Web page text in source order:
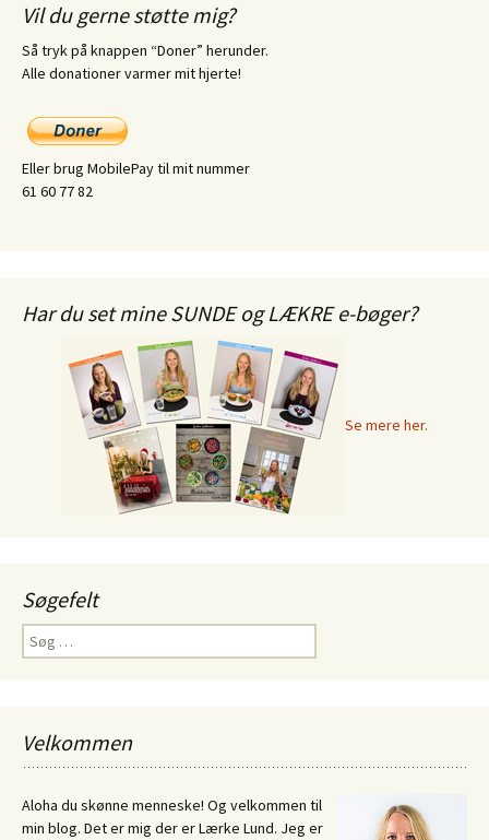
Vil du gerne støtte mig?
Så tryk på knappen “Doner” herunder.
Alle donationer varmer mit hjerte!
Eller brug MobilePay til mit nummer
61 60 77 82
Har du set mine SUNDE og LÆKRE e-bøger?
Se mere her.
Søgefelt
Søg
efter:
Velkommen
Aloha du skønne menneske! Og velkommen til
min blog. Det er mig der er Lærke Lund. Jeg er